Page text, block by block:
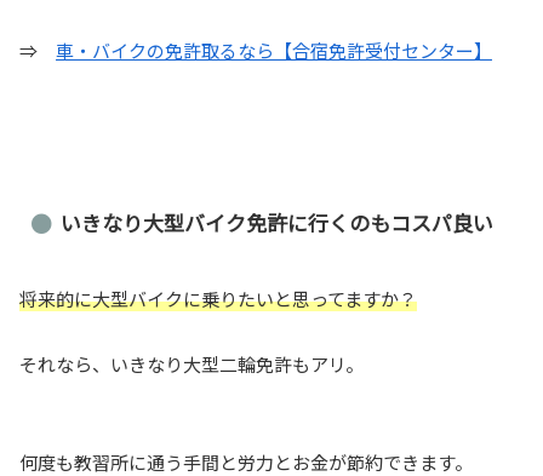
⇒ 車・バイクの免許取るなら【合宿免許受付センター】
いきなり大型バイク免許に行くのもコスパ良い
将来的に大型バイクに乗りたいと思ってますか？
それなら、いきなり大型二輪免許もアリ。
何度も教習所に通う手間と労力とお金が節約できます。